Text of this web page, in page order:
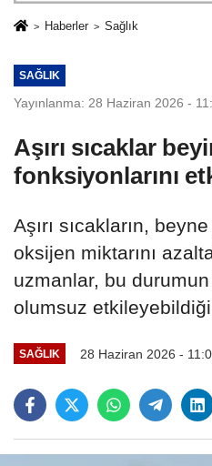
Haberler Sağlık
SAĞLIK
Yayınlanma: 28 Haziran 2026 -
Aşırı sıcaklar
fonksiyonlarını
Aşırı sıcakların,
oksijen miktarını
uzmanlar, bu
olumsuz
SAĞLIK 28 Haziran 2026 -